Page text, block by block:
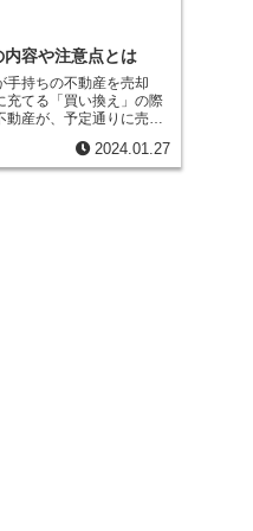
容や注意点とは
手持ちの不動産を売却
充てる「買い換え」の際
動産が、予定通りに売却
解除できる、といった内
ある。この特約は、売り
2024.01.27